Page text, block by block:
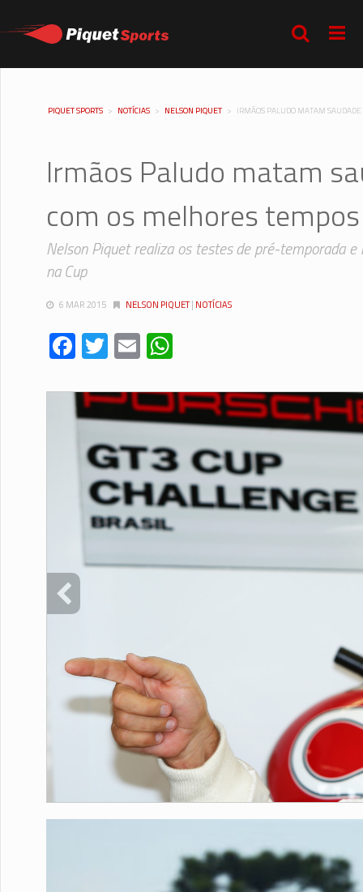
PIQUET SPORTS > NOTÍCIAS > NELSON PIQUET > IRMÃOS PALUDO MATAM
Irmãos Paludo matam
com os melhores
Nelson Piquet realiza os testes de pré-temporada
na Cup
6 MAR 2015 NELSON PIQUET| NOTÍCIAS
Facebook
Twitter
Email